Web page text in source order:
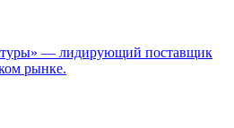
— лидирующий поставщик
рынке.